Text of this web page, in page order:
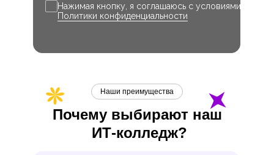
Нажимая кнопку, я соглашаюсь с условиями
Политики конфиденциальности
Почему выбирают наш
ИТ-колледж?
Наши преимущества